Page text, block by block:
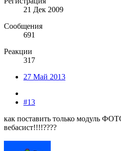
21 Дек 2009
Сообщения
691
Реакции
317
27 Май 2013
#13
как поставить только модуль
вебасист!!!!????